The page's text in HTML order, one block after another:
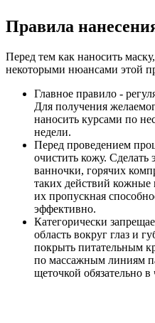
Правила
Перед тем как наносить
некоторыми нюансами этой
Главное правило -
Для получения
наносить курсами по
недели.
Перед проведением
очистить кожу.
ванночки, горячих
таких действий кожные
их пропускная
эффективно.
Категорически
область вокруг глаз и
покрыть питательным
по массажным линиям
щеточкой обязательно